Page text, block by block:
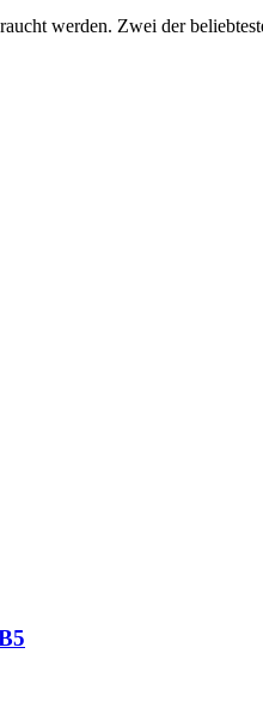
werden. Zwei der